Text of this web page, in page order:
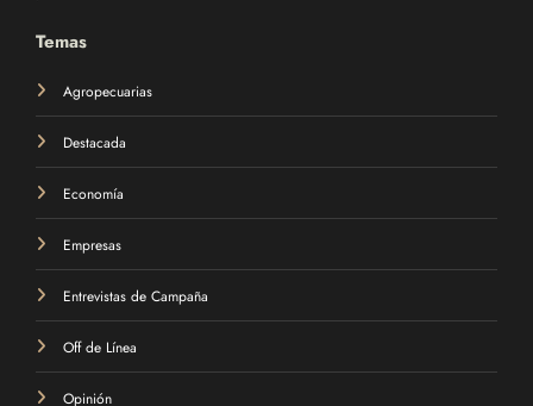
Temas
Agropecuarias
Destacada
Economía
Empresas
Entrevistas de Campaña
Off de Línea
Opinión